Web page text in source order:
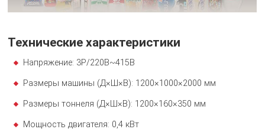
Технические характеристики
Напряжение: 3P/220В~415В
Размеры машины (Д×Ш×В): 1200×1000×2000 мм
Размеры тоннеля (Д×Ш×В): 1200×160×350 мм
Мощность двигателя: 0,4 кВт